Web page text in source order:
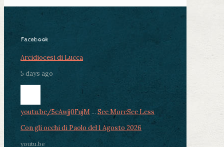
Facebook
Arcidiocesi di Lucca
5 days ago
youtu.be/5cAwjj0FujM ... See MoreSee Less
Con gli occhi di Paolo del 1 Agosto 2026
youtu.be